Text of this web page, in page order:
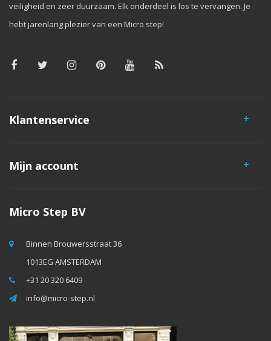
veiligheid en zeer duurzaam. Elk onderdeel is los te vervangen. Je
hebt jarenlang plezier van een Micro step!
Klantenservice
Mijn account
Micro Step BV
Binnen Brouwersstraat 36
1013EG AMSTERDAM
+31 20 320 6409
info@micro-step.nl